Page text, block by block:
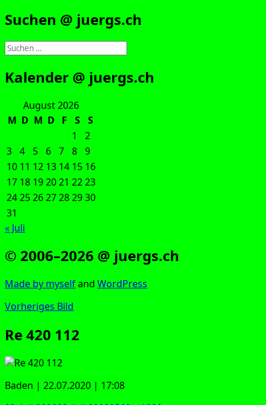
Suchen @ juergs.ch
Suchen
nach:
Kalender @ juergs.ch
August 2026
M D M D F S
S
1
2
3 4 5 6 7 8 9
10 11 12 13 14 15 16
17 18 192021 2223
24252627282930
31
« Juli
© 2006–2026 @ juergs.ch
Made by mys­elfand Word­Press
Vorheriges Bild
Re 420 112
Baden | 22.07.2020 | 17:08